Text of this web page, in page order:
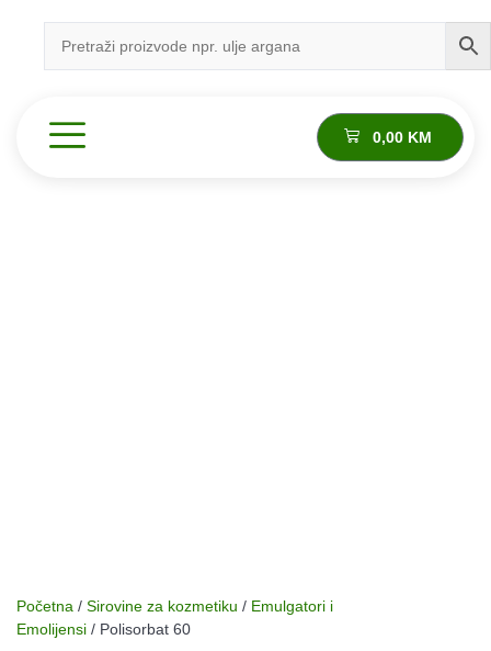
0,00 KM
Početna / Sirovine za kozmetiku / Emulgatori i
Emolijensi / Polisorbat 60